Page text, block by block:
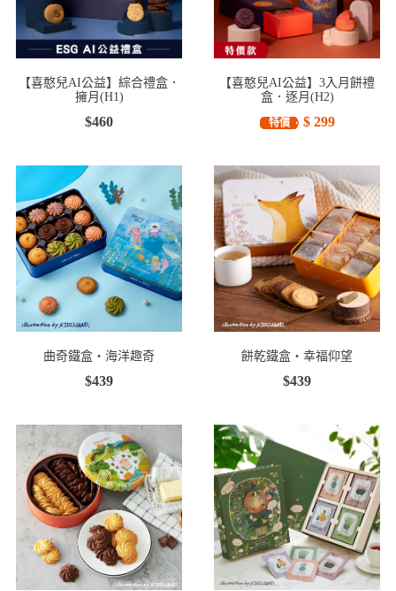
【喜憨兒AI公益】綜合禮盒．
擁月(H1)
$460
【喜憨兒AI公益】3入月餅禮
盒．逐月(H2)
特價 $ 299
曲奇鐵盒・海洋趣奇
$439
餅乾鐵盒・幸福仰望
$439